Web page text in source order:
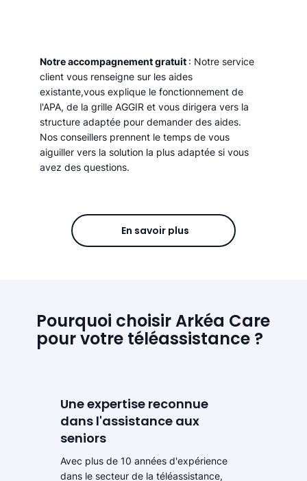
Notre accompagnement gratuit : Notre service
client vous renseigne sur les aides
existante,vous explique le fonctionnement de
l'APA, de la grille AGGIR et vous dirigera vers la
structure adaptée pour demander des aides.
Nos conseillers prennent le temps de vous
aiguiller vers la solution la plus adaptée si vous
avez des questions.
En savoir plus
Pourquoi choisir Arkéa Care
pour votre téléassistance ?
Une expertise reconnue
dans l'assistance aux
seniors
Avec plus de 10 années d'expérience
dans le secteur de la téléassistance,